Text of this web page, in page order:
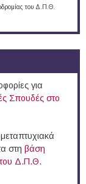
του Δ.Π.Θ.
για
Σπουδές στο
στη βάση
Δ.Π.Θ.